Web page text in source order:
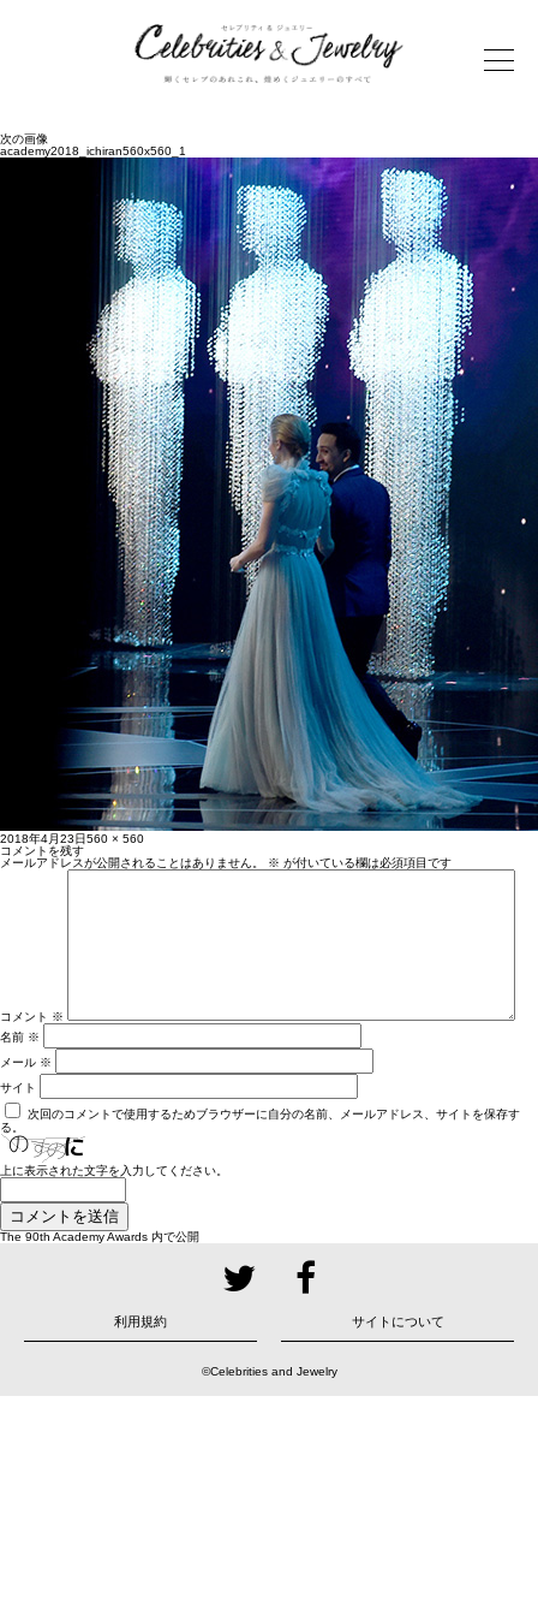
次の画像
academy2018_ichiran560x560_1
投
稿
日:
2018年4月23日フ
サ
イ
560 × 560
コメントを残す
メールアドレスが公開されることはありません。
※ が付いている欄は必須項目です
コメント ※
名前 ※
メール ※
サイト
次回のコメントで使用するためブラウザーに自分の名前、メールアドレス、サイトを保存す
る。
上に表示された文字を入力してください。
投
The 90th Academy Awards 内で公開
利用規約 サイトについて
©Celebrities and Jewelry